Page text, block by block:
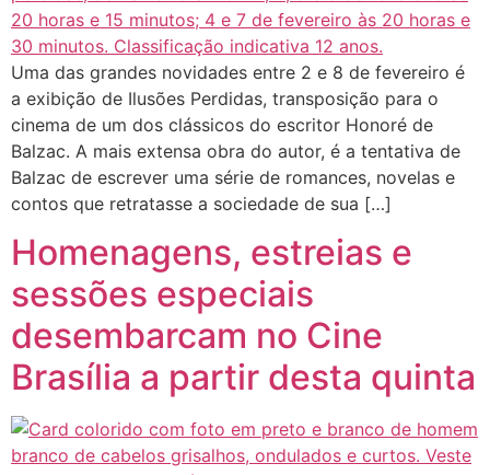
Uma das grandes novidades entre 2 e 8 de fevereiro é
a exibição de Ilusões Perdidas, transposição para o
cinema de um dos clássicos do escritor Honoré de
Balzac. A mais extensa obra do autor, é a tentativa de
Balzac de escrever uma série de romances, novelas e
contos que retratasse a sociedade de sua […]
Homenagens, estreias e
sessões especiais
desembarcam no Cine
Brasília a partir desta quinta